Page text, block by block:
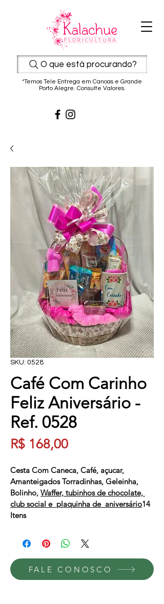
O que está procurando?
*Temos Tele Entrega em Canoas e Grande
Porto Alegre. Consulte Valores.
SKU: 0528
Café Com Carinho
Feliz Aniversário -
Ref. 0528
R$ 168,00Preço
Cesta Com Caneca, Café, açucar,
Amanteigados Torradinhas, Geleinha,
Bolinho, Waffer, tubinhos de chocolate,
club social e  plaquinha de  aniversário14
Itens
FALE CONOSCO